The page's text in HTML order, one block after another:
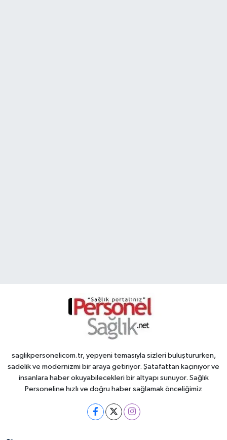
saglikpersonelicom.tr, yepyeni temasıyla sizleri buluştururken,
sadelik ve modernizmi bir araya getiriyor. Şatafattan kaçınıyor ve
insanlara haber okuyabilecekleri bir altyapı sunuyor. Sağlık
Personeline hızlı ve doğru haber sağlamak önceliğimiz